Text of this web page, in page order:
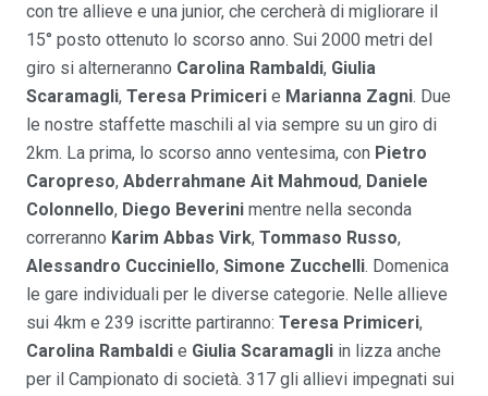
con tre allieve e una junior, che cercherà di migliorare il
15° posto ottenuto lo scorso anno. Sui 2000 metri del
giro si alterneranno Carolina Rambaldi, Giulia
Scaramagli, Teresa Primiceri e Marianna Zagni. Due
le nostre staffette maschili al via sempre su un giro di
2km. La prima, lo scorso anno ventesima, con Pietro
Caropreso, Abderrahmane Ait Mahmoud, Daniele
Colonnello, Diego Beverini mentre nella seconda
correranno Karim Abbas Virk, Tommaso Russo,
Alessandro Cucciniello, Simone Zucchelli. Domenica
le gare individuali per le diverse categorie. Nelle allieve
sui 4km e 239 iscritte partiranno: Teresa Primiceri,
Carolina Rambaldi e Giulia Scaramagli in lizza anche
per il Campionato di società. 317 gli allievi impegnati sui